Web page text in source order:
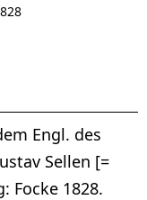
Engl. des
Sellen [=
Focke 1828.